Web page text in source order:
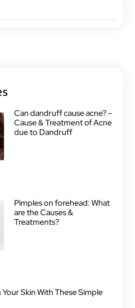
Can dandruff cause acne? –
Cause & Treatment of Acne
due to Dandruff
Pimples on forehead: What
are the Causes &
Treatments?
Skin With These Simple